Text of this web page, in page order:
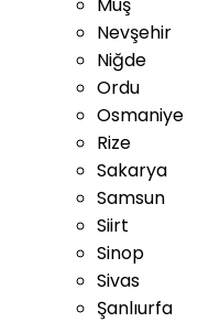
Nevşehir
Niğde
Ordu
Osmaniye
Rize
Sakarya
Samsun
Siirt
Sinop
Sivas
Şanlıurfa